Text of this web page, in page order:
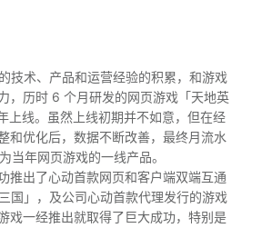
技术、产品和运营经验的积累，和游戏
，历时 6 个月研发的网页游戏「天地英
上线。虽然上线初期并不如意，但在经
和优化后，数据不断改善，最终月流水
当年网页游戏的一线产品。
推出了心动首款网页和客户端双端互通
国」，及公司心动首款代理发行的游戏
戏一经推出就取得了巨大成功，特别是